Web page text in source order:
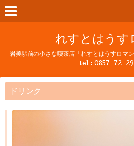
れすとはうす
岩美駅前の小さな喫茶店「れすとはうすロマ
tel : 0857-72-
ドリンク